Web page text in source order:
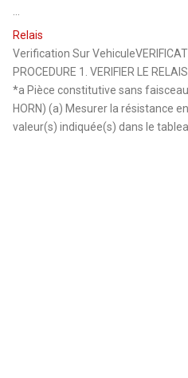
Relais
Verification Sur
PROCEDURE 1. VERIFIER LE
*a Pièce constitutive sans
HORN) (a) Mesurer la résistance
valeur(s) indiquée(s) dans le